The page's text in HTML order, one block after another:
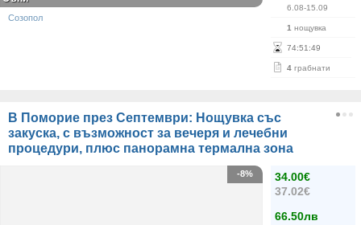
6.08-15.09
1 нощувка
74:51 :49
4 грабнати
Созопол
В Поморие през Септември: Нощувка със
закуска, с възможност за вечеря и лечебни
процедури, плюс панорамна термална зона
34.00€
37.02€
66.50лв
-8%